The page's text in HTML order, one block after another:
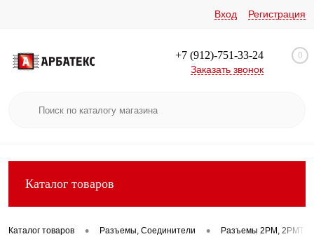
Вход Регистрация
+7 (912)-751-33-24
Заказать звонок
0
Каталог товаров
Каталог товаров • Разъемы, Соединители • Разъемы 2РМ, 2РМТ,